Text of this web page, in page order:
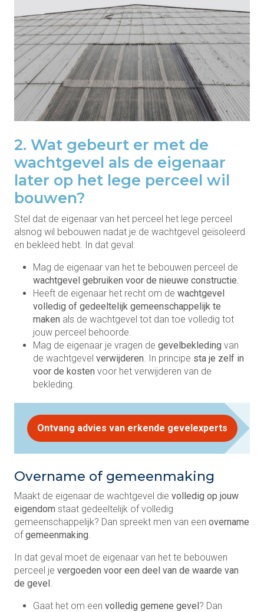
2. Wat gebeurt er met de
wachtgevel als de eigenaar
later op het lege perceel wil
bouwen?
Stel dat de eigenaar van het perceel het lege perceel
alsnog wil bebouwen nadat je de wachtgevel geïsoleerd
en bekleed hebt. In dat geval:
Mag de eigenaar van het te bebouwen perceel de
wachtgevel gebruiken voor de nieuwe constructie.
Heeft de eigenaar het recht om de wachtgevel
volledig of gedeeltelijk gemeenschappelijk te
maken als de wachtgevel tot dan toe volledig tot
jouw perceel behoorde.
Mag de eigenaar je vragen de gevelbekleding van
de wachtgevel verwijderen . In principe sta je zelf in
voor de kosten voor het verwijderen van de
bekleding.
Ontvang advies van erkende gevelexperts
Overname of gemeenmaking
Maakt de eigenaar de wachtgevel die volledig op jouw
eigendom staat gedeeltelijk of volledig
gemeenschappelijk? Dan spreekt men van een overname
ofgemeenmaking
In dat geval moet de eigenaar van het te bebouwen
perceel je vergoeden voor een deel van de waarde van
de gevel
Gaat het om een volledig gemene gevel? Dan